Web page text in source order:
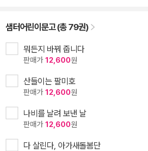
샘터어린이문고 (총 79권)
뭐든지 바꿔 줍니다
판매가 12,600원
산들이는 팔미호
판매가 12,600원
나비를 날려 보낸 날
판매가 12,600원
다 살린다, 아가새돌봄단